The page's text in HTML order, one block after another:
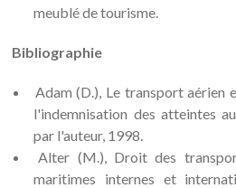
meublé de tourisme.
Bibliographie
Adam (D.), Le transport aérien
l'indemnisation des atteintes
par l'auteur, 1998.
Alter (M.), Droit des
maritimes internes et